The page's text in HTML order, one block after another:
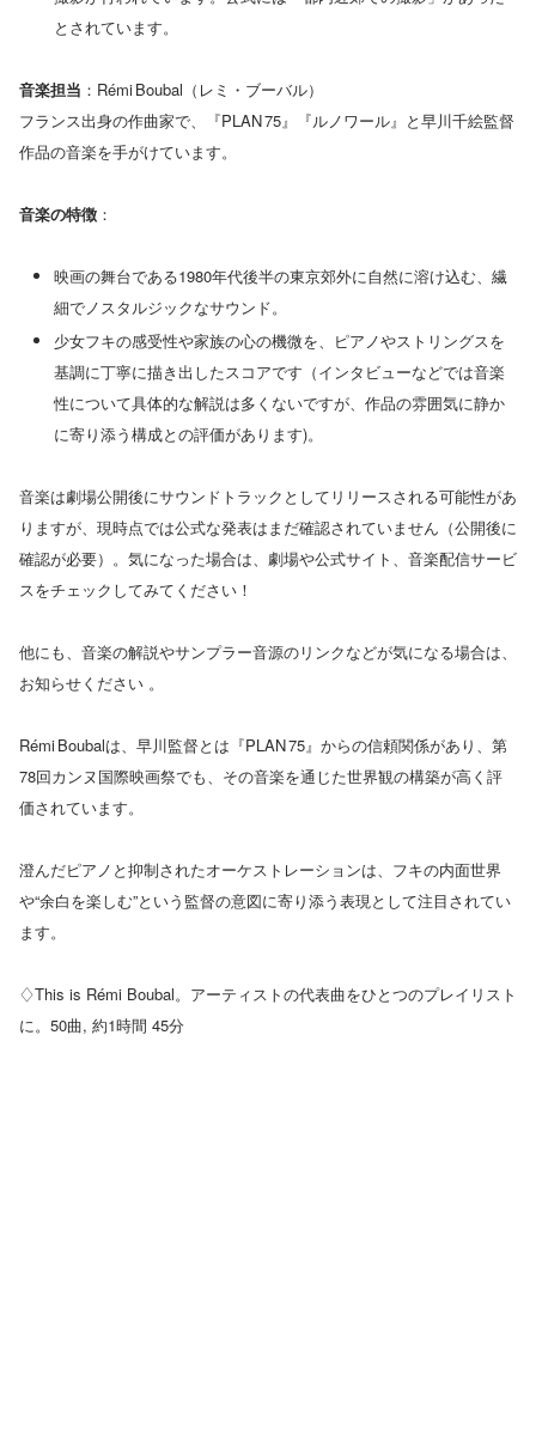
とされています。
音楽担当 ：Rémi Boubal（レミ・ブーバル）
フランス出身の作曲家で、『PLAN 75』『ルノワール』と早川千絵監督
作品の音楽を手がけています。
音楽の特徴 ：
映画の舞台である1980年代後半の東京郊外に自然に溶け込む、繊
細でノスタルジックなサウンド。
少女フキの感受性や家族の心の機微を、ピアノやストリングスを
基調に丁寧に描き出したスコアです（インタビューなどでは音楽
性について具体的な解説は多くないですが、作品の雰囲気に静か
に寄り添う構成との評価があります)。
音楽は劇場公開後にサウンドトラックとしてリリースされる可能性があ
りますが、現時点では公式な発表はまだ確認されていません（公開後に
確認が必要）。気になった場合は、劇場や公式サイト、音楽配信サービ
スをチェックしてみてください！
他にも、音楽の解説やサンプラー音源のリンクなどが気になる場合は、
お知らせください 。
Rémi Boubalは、早川監督とは『PLAN 75』からの信頼関係があり、第
78回カンヌ国際映画祭でも、その音楽を通じた世界観の構築が高く評
価されています。
澄んだピアノと抑制されたオーケストレーションは、フキの内面世界
や“余白を楽しむ”という監督の意図に寄り添う表現として注目されてい
ます。
♢This is Rémi Boubal。アーティストの代表曲をひとつのプレイリスト
に。50曲, 約1時間 45分